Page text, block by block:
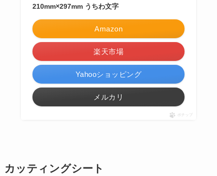
210mm×297mm うちわ文字
Amazon
楽天市場
Yahooショッピング
メルカリ
ポチップ
カッティングシート